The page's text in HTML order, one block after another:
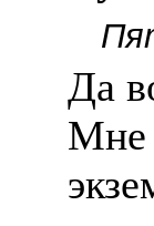
Да
Мне